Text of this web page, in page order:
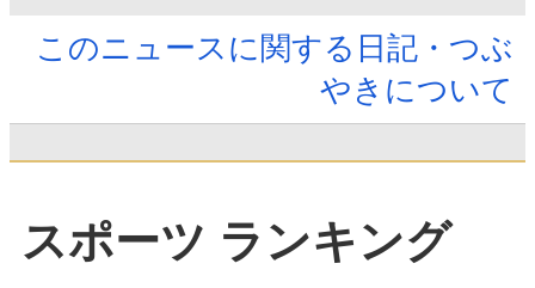
このニュースに関する日記・つぶ
やきについて
スポーツ ランキング